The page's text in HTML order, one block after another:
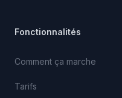
Fonctionnalités
Comment ça marche
Tarifs